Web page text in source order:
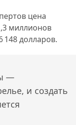
цена
миллионов
148 долларов.
—
и создать